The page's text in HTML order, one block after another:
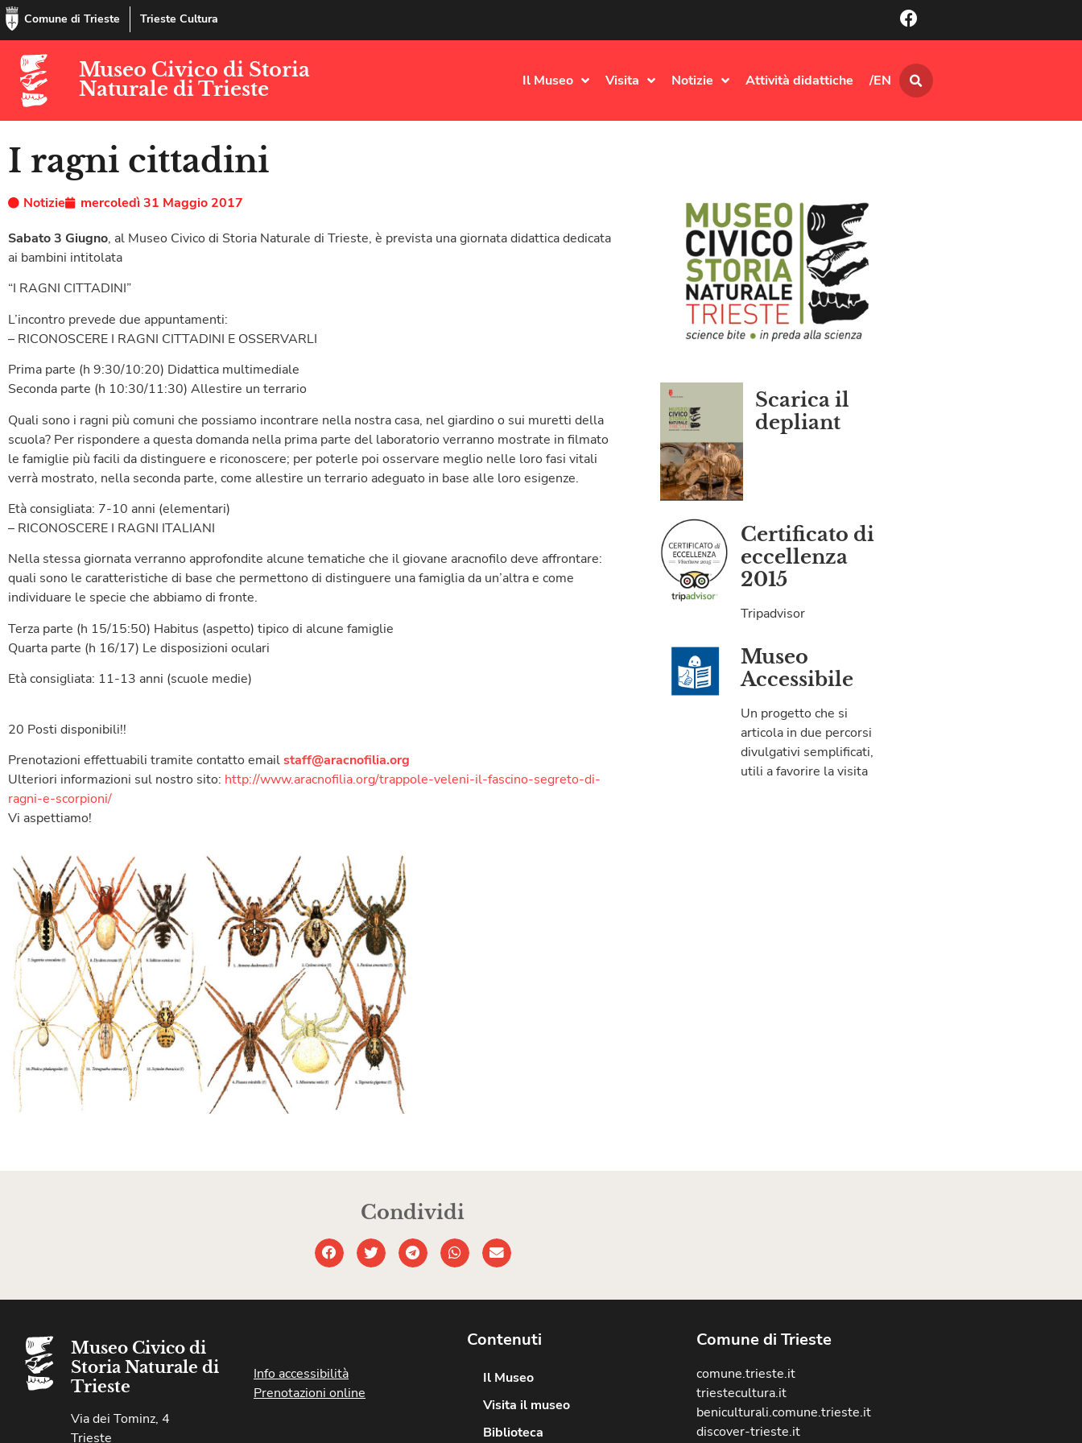
Comune di Trieste Trieste Cultura
Museo Civico di Storia
Naturale di Trieste
Il Museo Visita Notizie Attività didattiche /EN
I ragni cittadini
Notizie
mercoledì 31 Maggio 2017
Sabato 3 Giugno, al Museo Civico di Storia Naturale di Trieste, è prevista una giornata didattica dedicata
ai bambini intitolata
“I RAGNI CITTADINI”
L’incontro prevede due appuntamenti:
– RICONOSCERE I RAGNI CITTADINI E OSSERVARLI
Prima parte (h 9:30/10:20) Didattica multimediale
Seconda parte (h 10:30/11:30) Allestire un terrario
Quali sono i ragni più comuni che possiamo incontrare nella nostra casa, nel giardino o sui muretti della
scuola? Per rispondere a questa domanda nella prima parte del laboratorio verranno mostrate in filmato
le famiglie più facili da distinguere e riconoscere; per poterle poi osservare meglio nelle loro fasi vitali
verrà mostrato, nella seconda parte, come allestire un terrario adeguato in base alle loro esigenze.
Età consigliata: 7-10 anni (elementari)
– RICONOSCERE I RAGNI ITALIANI
Nella stessa giornata verranno approfondite alcune tematiche che il giovane aracnofilo deve affrontare:
quali sono le caratteristiche di base che permettono di distinguere una famiglia da un’altra e come
individuare le specie che abbiamo di fronte.
Terza parte (h 15/15:50) Habitus (aspetto) tipico di alcune famiglie
Quarta parte (h 16/17) Le disposizioni oculari
Età consigliata: 11-13 anni (scuole medie)
20 Posti disponibili!!
Prenotazioni effettuabili tramite contatto emailstaff@aracnofilia.org
Ulteriori informazioni sul nostro sito: http://www.aracnofilia.org/trappole-veleni-il-fascino-segreto-di-
ragni-e-scorpioni/
Vi aspettiamo!
Scarica il
depliant
Certificato di
eccellenza
2015
Tripadvisor
Museo
Accessibile
Un progetto che si
articola in due percorsi
divulgativi semplificati,
utili a favorire la visita
Condividi
Museo Civico di
Storia Naturale di
Trieste
Via dei Tominz, 4
Trieste
Info accessibilità
Prenotazioni online
Contenuti
Il Museo
Visita il museo
Biblioteca
Comune di Trieste
comune.trieste.it
triestecultura.it
beniculturali.comune.trieste.it
discover-trieste.it